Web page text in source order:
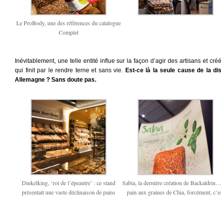
Le ProBody, une des références du catalogue
Complet
Inévitablement, une telle entité influe sur la façon d’agir des artisans et
qui finit par le rendre terne et sans vie. Est-ce là la seule cause de la
Allemagne ? Sans doute pas.
Dinkelking, ‘roi de l’épeautre’ : ce stand
présentait une vaste déclinaison de pains
Sabia, la dernière création de
pain aux graines de Chia, forcément,